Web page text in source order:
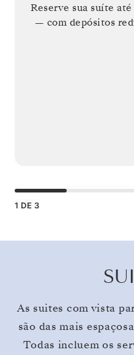
Reserve sua suíte
— com depósitos
1 DE 3
As suites com vista
são das mais
Todas incluem os